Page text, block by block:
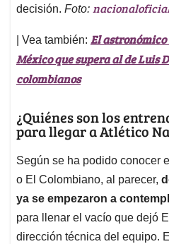
decisión. Foto:
| Vea también: El astronómico
México que supera al de Luis
colombianos
¿Quiénes son los
para llegar a Atlético
Según se ha podido conocer
o El Colombiano, al parecer,
ya se empezaron a
para llenar el vacío que dejó
dirección técnica del equipo.